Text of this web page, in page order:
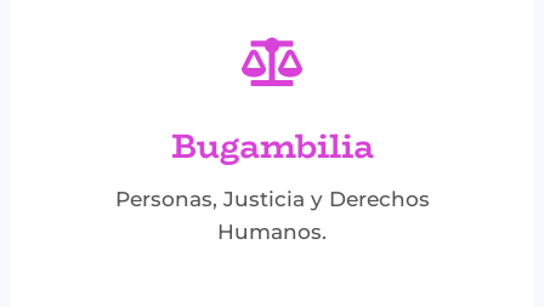
Bugambilia
Personas, Justicia y Derechos
Humanos.